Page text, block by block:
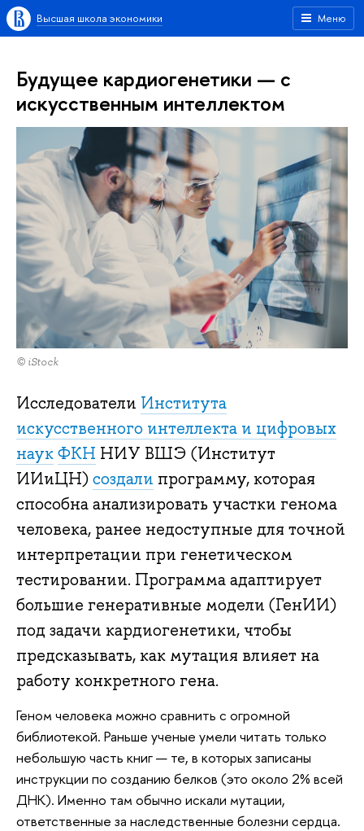
Меню
Высшая школа экономики
Будущее кардиогенетики — с
искусственным интеллектом
© iStock
Исследователи Института
искусственного интеллекта и цифровых
наукФКН НИУ ВШЭ (Институт
ИИиЦН)создали программу, которая
способна анализировать участки генома
человека, ранее недоступные для точной
интерпретации при генетическом
тестировании. Программа адаптирует
большие генеративные модели (ГенИИ)
под задачи кардиогенетики, чтобы
предсказывать, как мутация влияет на
работу конкретного гена.
Геном человека можно сравнить с огромной
библиотекой. Раньше ученые умели читать только
небольшую часть книг — те, в которых записаны
инструкции по созданию белков (это около 2% всей
ДНК). Именно там обычно искали мутации,
ответственные за наследственные болезни сердца.